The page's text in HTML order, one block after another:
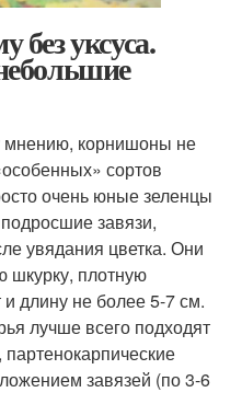
уксуса.
мнению, корнишоны не
сортов
очень юные зеленцы
завязи,
увядания цветка. Они
шкурку, плотную
длину не более 5-7 см.
лучше всего подходят
завязей (по 3-6